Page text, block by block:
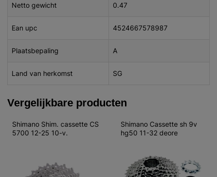
Netto gewicht 0.47
Ean upc 4524667578987
Plaatsbepaling A
Land van herkomst SG
Vergelijkbare producten
Shimano Shim. cassette CS
5700 12-25 10-v.
Shimano Cassette sh 9v
hg50 11-32 deore